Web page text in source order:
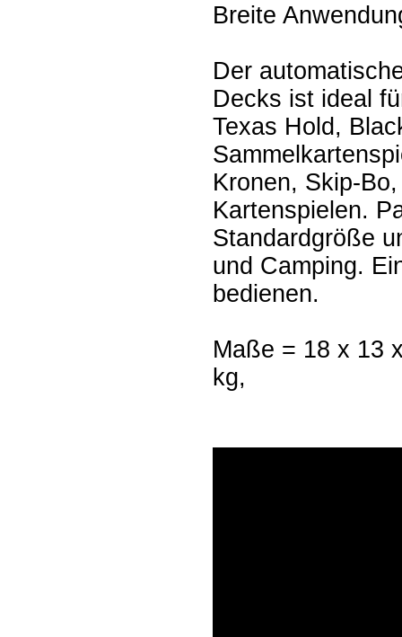
Breite
Der
Decks ist ideal
Texas Hold,
Kronen, Skip-
Kartenspielen.
Standardgröße
und Camping.
bedienen.
Maße = 18 x 13
kg,